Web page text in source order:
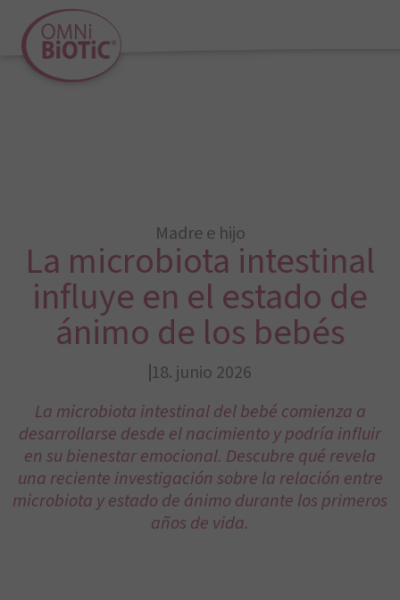
Madre e hijo
La microbiota intestinal
influye en el estado de
ánimo de los bebés
18. junio 2026
La microbiota intestinal del bebé comienza a
desarrollarse desde el nacimiento y podría influir
en su bienestar emocional. Descubre qué revela
una reciente investigación sobre la relación entre
microbiota y estado de ánimo durante los primeros
años de vida.